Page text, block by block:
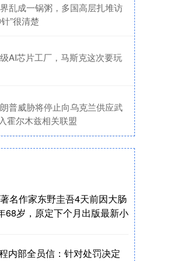
乱成一锅粥，多国高层扎堆访
”很清楚
AI芯片工厂，马斯克这次要玩
普威胁将停止向乌克兰供应武
霍尔木兹相关联盟
名作家东野圭吾4天前因大肠
68岁，原定下个月出版最新小
内部全员信：针对处罚决定